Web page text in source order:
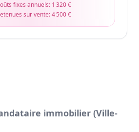
fixes annuels: 1 320 €
sur vente:4 500 €
immobilier (Ville-